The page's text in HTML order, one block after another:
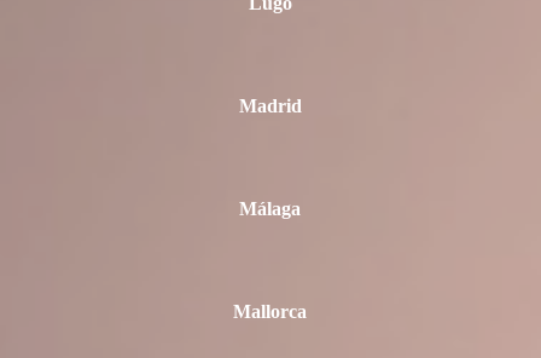
Madrid
Málaga
Mallorca